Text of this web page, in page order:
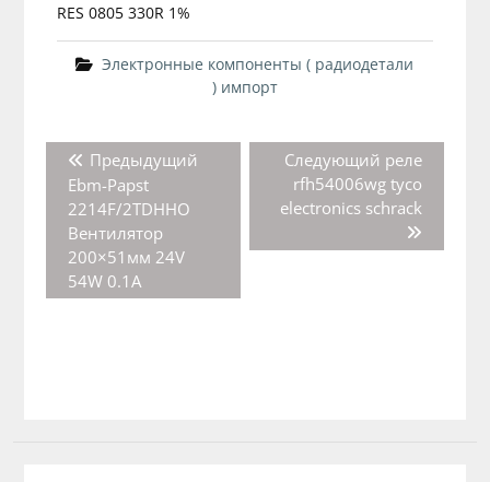
RES 0805 330R 1%
Электронные компоненты ( радиодетали
) импорт
записям
Предыдущий Предыдущая
Ebm-Papst
2214F/2TDHHO
Вентилятор
200×51мм 24V
54W 0.1A
Следующий Следующая
запись:
реле
rfh54006wg tyco
electronics schrack